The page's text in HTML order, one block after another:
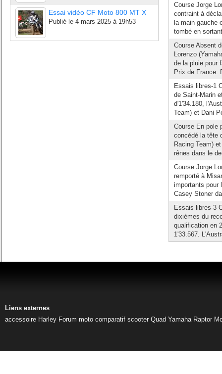
Essai vidéo CF Moto 800 MT X
Publié le 4 mars 2025 à 19h53
Course Jorge
contraint à
la main gauche
tombé en
Course Absent
Lorenzo
de la pluie pour
Prix de France.
Essais libres-1
de Saint-Marin
d'1'34.180,
Team) et Dani
Course En pole
concédé la tête
Racing Team)
rênes dans le
Course Jorge
remporté à
importants pour
Casey Stoner
Essais libres-3
dixièmes du
qualification en
1'33.567.
Liens externes
accessoire Harley Forum moto comparatif scooter Quad Yamaha Raptor